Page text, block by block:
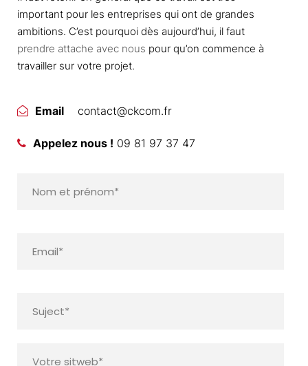
important pour les entreprises qui ont de grandes
ambitions. C’est pourquoi dès aujourd’hui, il faut
prendre attache avec nous pour qu’on commence à
travailler sur votre projet.
Email contact@ckcom.fr
Appelez nous ! 09 81 97 37 47